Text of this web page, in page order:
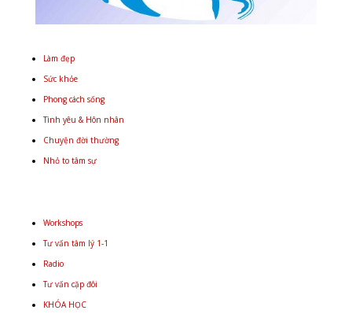
Làm đẹp
Sức khỏe
Phong cách sống
Tình yêu & Hôn nhân
Chuyện đời thường
Nhỏ to tâm sự
Workshops
Tư vấn tâm lý 1-1
Radio
Tư vấn cặp đôi
KHÓA HỌC